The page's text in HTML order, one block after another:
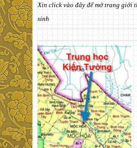
Xin click vào đây để mở trang giới
sinh